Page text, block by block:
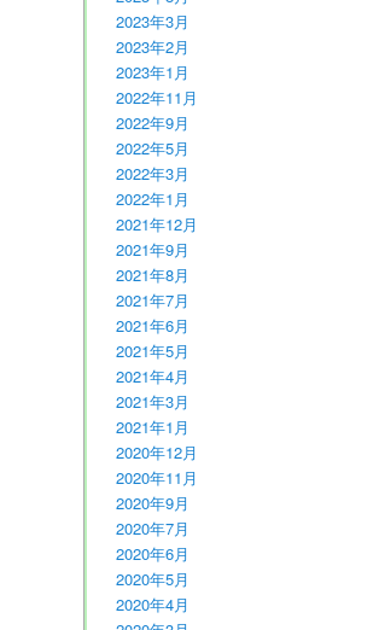
2023年3月
2023年2月
2023年1月
2022年11月
2022年9月
2022年5月
2022年3月
2022年1月
2021年12月
2021年9月
2021年8月
2021年7月
2021年6月
2021年5月
2021年4月
2021年3月
2021年1月
2020年12月
2020年11月
2020年9月
2020年7月
2020年6月
2020年5月
2020年4月